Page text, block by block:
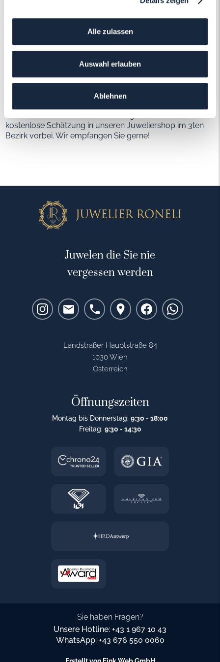
Alle zulassen
Auswahl erlauben
Ablehnen
Wer nun bereits kleinere Mengen an Gold in Form von
Schmuck und Altgold besitzt könnte mit der aktuellen
Situation stark von den höheren Preisen profitieren.
gebrauchten Schmuck zu den aktuellen Bestpreisen zu
verkaufen.
Wir bei Roneli bieten Ihnen Bestpreise und zahlen bis zu
kostenlose Schätzung in unseren Juweliershop im 3ten
Bezirk vorbei. Wir empfangen Sie gerne!
Juwelen die Sie nie
vergessen werden
Landstraßer Hauptstraße 84
1030 Wien
Österreich
Öffnungszeiten
Montag bis Donnerstag: 9:30 - 18:00
Freitag: 9:30 - 14:30
Sie haben Fragen?
Unsere Hotline: +43 1 967 10 43
WhatsApp: +43 676 550 0060